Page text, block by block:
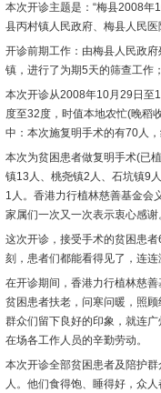
本次开诊主题是：“梅县2008年
县丙村镇人民政府、梅县人民
开诊前期工作：由梅县人民政
镇，进行了为期5天的筛查工作
本次开诊从2008年10月29日至
度至32度，时值本地农忙(晚稻
中：本次施复明手术的有70人
本次为贫困患者做复明手术(已
镇13人、桃尧镇2人、石坑镇9
1人。香港力行植林慈善基金会
家属们一次又一次表示衷心感谢
这次开诊，接受手术的贫困患
刻，患者们都能看得见了，连连
在开诊期间，香港力行植林慈
贫困患者扶老，问寒问暖，照
群众们留下良好的印象，就连
在场各工作人员的辛勤劳动。
本次开诊全部贫困患者及陪护
人。他们食得饱、睡得好，众